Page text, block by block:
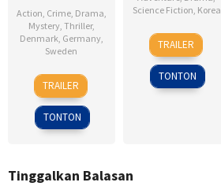
Action, Crime, Drama,
Mystery, Thriller,
Denmark, Germany,
Sweden
18
Sep
2009
Daniel
Alfredson
TRAILER
TONTON
Science Fiction, Korea
18
Sep
2025
Kim
Byung-
woo
TRAILER
TONTON
Tinggalkan Balasan